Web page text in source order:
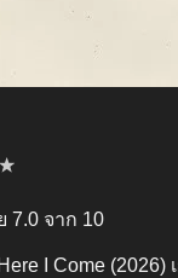
7.0 จาก 10
I Come